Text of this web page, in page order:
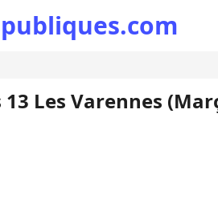
Les Varennes